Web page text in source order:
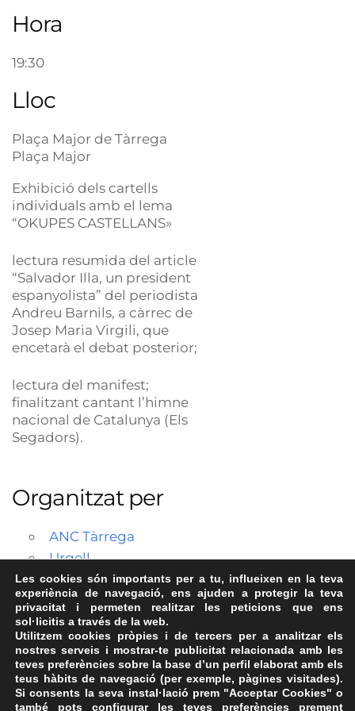
Hora
19:30
Lloc
Plaça Major de Tàrrega
Plaça Major
Exhibició dels cartells
individuals amb el lema
“OKUPES CASTELLANS»
lectura resumida del article
“Salvador Illa, un president
espanyolista” del periodista
Andreu Barnils, a càrrec de
Josep Maria Virgili, que
encetarà el debat posterior;
lectura del manifest;
finalitzant cantant l’himne
nacional de Catalunya (Els
Segadors).
Organitzat per
ANC Tàrrega
Urgell
Les cookies són importants per a tu, influeixen en la teva
experiència de navegació, ens ajuden a protegir la teva
privacitat i permeten realitzar les peticions que ens
sol·licitis a través de la web.
Utilitzem cookies pròpies i de tercers per a analitzar els
nostres serveis i mostrar-te publicitat relacionada amb les
teves preferències sobre la base d’un perfil elaborat amb els
teus hàbits de navegació (per exemple, pàgines visitades).
Si consents la seva instal·lació prem "Acceptar Cookies" o
també pots configurar les teves preferències prement